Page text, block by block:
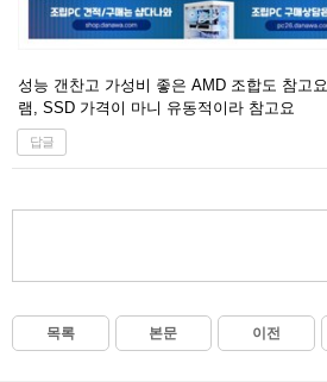
성능 갠찬고 가성비 좋은 AMD 조합도 참고요
램, SSD 가격이 마니 유동적이라 참고요
답글
목록 본문 이전